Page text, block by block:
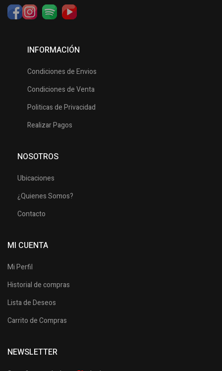
INFORMACIÓN
Condiciones de Envios
Condiciones de Venta
Politicas de Privacidad
Realizar Pagos
NOSOTROS
Ubicaciones
¿Quienes Somos?
Contacto
MI CUENTA
Mi Perfil
Historial de compras
Lista de Deseos
Carrito de Compras
NEWSLETTER